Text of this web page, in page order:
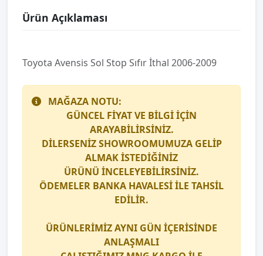
Ürün Açıklaması
Toyota Avensi̇s Sol Stop Sıfır İthal 2006-2009
MAĞAZA NOTU:
GÜNCEL FİYAT VE BİLGİ İÇİN
ARAYABİLİRSİNİZ.
DİLERSENİZ SHOWROOMUMUZA GELİP
ALMAK İSTEDİĞİNİZ
ÜRÜNÜ İNCELEYEBİLİRSİNİZ.
ÖDEMELER BANKA HAVALESİ İLE TAHSİL
EDİLİR.
ÜRÜNLERİMİZ AYNI GÜN İÇERİSİNDE
ANLAŞMALI